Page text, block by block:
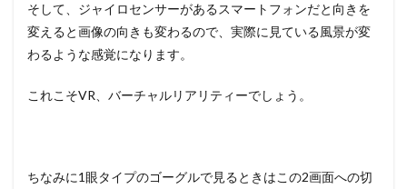
そして、ジャイロセンサーがあるスマートフォンだと向きを
変えると画像の向きも変わるので、実際に見ている風景が変
わるような感覚になります。
これこそVR、バーチャルリアリティーでしょう。
ちなみに1眼タイプのゴーグルで見るときはこの2画面への切